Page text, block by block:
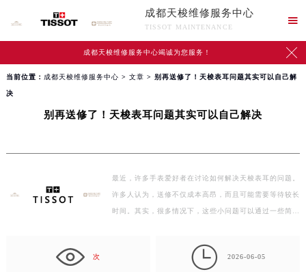
成都天梭维修服务中心
TISSOT MAINTENANCE

成都天梭维修服务中心竭诚为您服务！ 
当前位置： 成都天梭维修服务中心 > 文章 > 别再送修了！天梭表耳问题其实可以自己解
决
别再送修了！天梭表耳问题其实可以自己解决
最近，许多手表爱好者在讨论如何解决天梭表耳的问题。
许多人认为，送修不仅成本高昂，而且可能需要等待较长
时间。其实，很多情况下，这些小问题可以通过一些简单
次  2026-06-05